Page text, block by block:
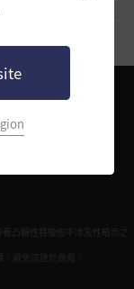
凸顯性特徵但不涉及性暗示之
避免沉迷於遊戲。